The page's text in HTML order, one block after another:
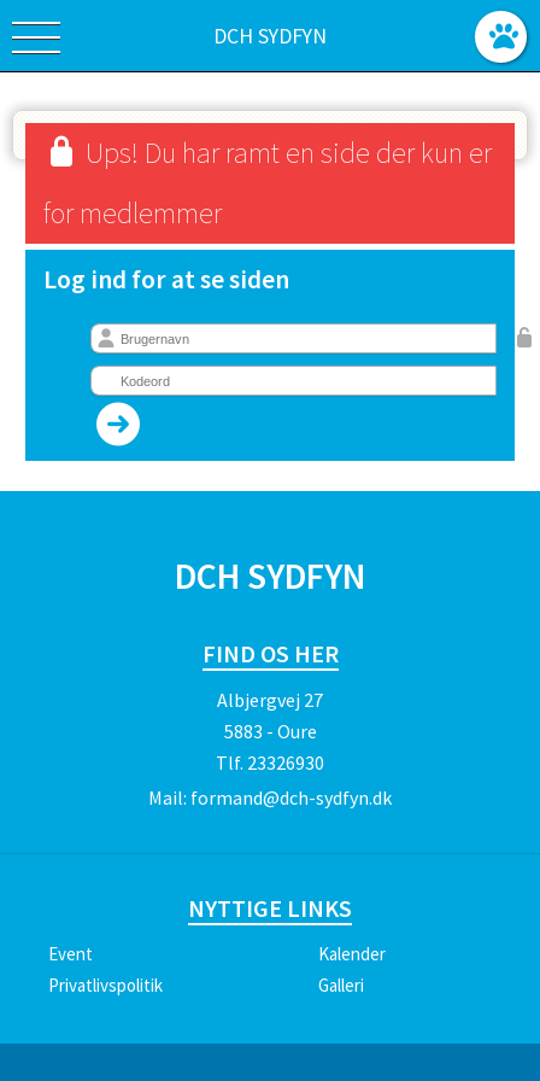
DCH SYDFYN
Ups! Du har ramt en side der kun er
for medlemmer
Log ind for at se siden
DCH SYDFYN
FIND OS HER
Albjergvej 27
5883 - Oure
Tlf. 23326930
Mail: formand@dch-sydfyn.dk
NYTTIGE LINKS
Event
Kalender
Privatlivspolitik
Galleri